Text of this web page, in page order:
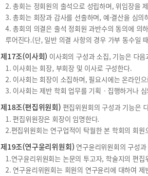
2. 총회는 정회원의 출석으로 성립하며, 위임장을
3. 총회는 회장과 감사를 선출하며, 예·결산을 심
4. 총회의 의결은 출석 정회원 과반수의 동의에 의
루어진다.(단, 일반 의결 사항의 경우 가부 동수일
제17조(이사회) 이사회의 구성과 소집, 기능은 다음
1. 이사회는 회장, 부회장 및 이사로 구성한다.
2. 이사회는 회장이 소집하며, 필요시에는 온라인
3. 이사회는 제반 학회 업무를 기획ㆍ집행하거나
제18조(편집위원회) 편집위원회의 구성과 기능은
1. 편집위원장은 회장이 임명한다.
2.편집위원회는 연구업적이 탁월한 본 학회의 회
제19조(연구윤리위원회) 연구윤리위원회의 구성
1.연구윤리위원회는 논문의 투고자, 학술지의 편
2. 연구윤리위원회는 회원의 연구윤리에 대하여 제